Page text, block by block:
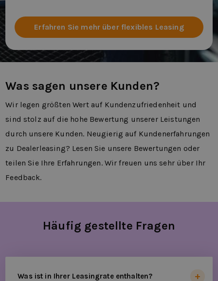
Erfahren Sie mehr über flexibles Leasing
Was sagen unsere Kunden?
Wir legen größten Wert auf Kundenzufriedenheit und
sind stolz auf die hohe Bewertung unserer Leistungen
durch unsere Kunden. Neugierig auf Kundenerfahrungen
zu Dealerleasing? Lesen Sie unsere Bewertungen oder
teilen Sie Ihre Erfahrungen. Wir freuen uns sehr über Ihr
Feedback.
Häufig gestellte Fragen
Was ist in Ihrer Leasingrate enthalten?